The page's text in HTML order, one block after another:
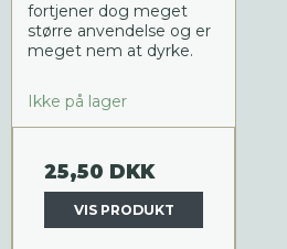
fortjener dog meget
større anvendelse og er
meget nem at dyrke.
Ikke på lager
25,50 DKK
VIS PRODUKT